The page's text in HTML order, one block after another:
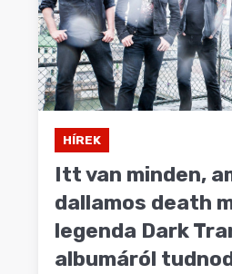
HÍREK
Itt van minden,
dallamos death
legenda Dark
albumáról